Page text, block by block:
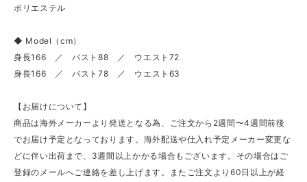
ポリエステル
◆ Model（cm）
身長166 ／ バスト88 ／ ウエスト72
身長166 ／ バスト78 ／ ウエスト63
【お届けについて】
商品は海外メーカーより発送となる為、ご注文から2週間〜4週間前後
でお届け予定となっております。海外配送や仕入れ予定メーカー変更な
どに伴い出荷まで、3週間以上かかる場合もございます。その場合はご
登録のメールへご連絡を差し上げます。またご注文より60日以上が経